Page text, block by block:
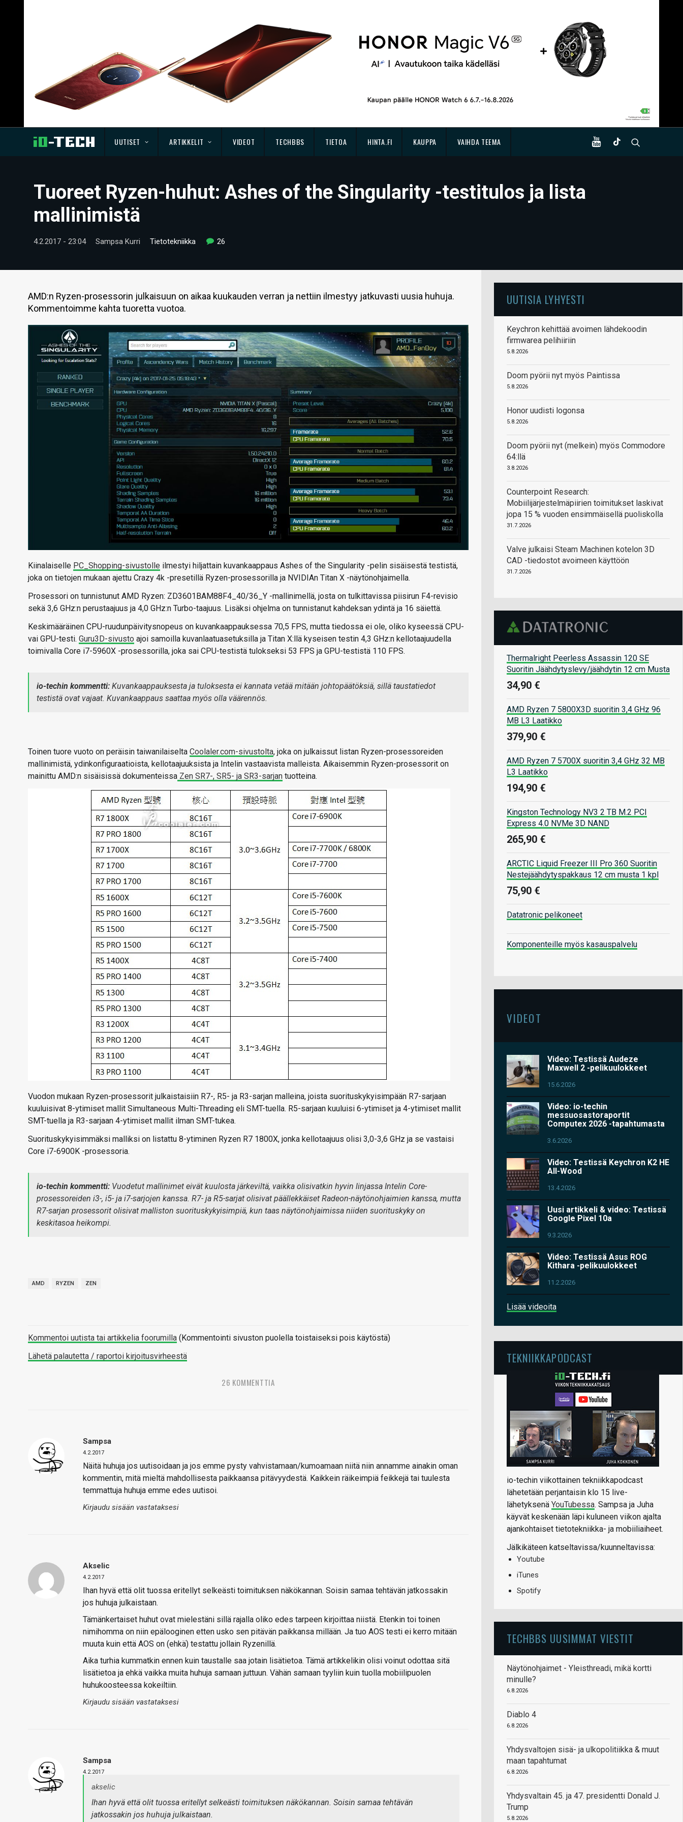
UUTISET ARTIKKELIT VIDEOT TECHBBS TIETOA HINTA.FI KAUPPA VAIHDA TEEMA
Tuoreet Ryzen-huhut: Ashes of the Singularity -testitulos ja lista
mallinimistä
4.2.2017 - 23:04 Sampsa Kurri Tietotekniikka 26
AMD:n Ryzen-prosessorin julkaisuun on aikaa kuukauden verran ja nettiin ilmestyy jatkuvasti uusia huhuja.
Kommentoimme kahta tuoretta vuotoa.
Kiinalaiselle PC_Shopping-sivustolle ilmestyi hiljattain kuvankaappaus Ashes of the Singularity -pelin sisäisestä testistä,
joka on tietojen mukaan ajettu Crazy 4k -presetillä Ryzen-prosessorilla ja NVIDIAn Titan X -näytönohjaimella.
Prosessori on tunnistunut AMD Ryzen: ZD3601BAM88F4_40/36_Y -mallinimellä, josta on tulkittavissa piisirun F4-revisio
sekä 3,6 GHz:n perustaajuus ja 4,0 GHz:n Turbo-taajuus. Lisäksi ohjelma on tunnistanut kahdeksan ydintä ja 16 säiettä.
Keskimääräinen CPU-ruudunpäivitysnopeus on kuvankaappauksessa 70,5 FPS, mutta tiedossa ei ole, oliko kyseessä CPU-
vai GPU-testi. Guru3D-sivusto ajoi samoilla kuvanlaatuasetuksilla ja Titan X:llä kyseisen testin 4,3 GHz:n kellotaajuudella
toimivalla Core i7-5960X -prosessorilla, joka sai CPU-testistä tulokseksi 53 FPS ja GPU-testistä 110 FPS.
io-techin kommentti: Kuvankaappauksesta ja tuloksesta ei kannata vetää mitään johtopäätöksiä, sillä taustatiedot
testistä ovat vajaat. Kuvankaappaus saattaa myös olla väärennös.
Toinen tuore vuoto on peräisin taiwanilaiselta Coolaler.com-sivustolta, joka on julkaissut listan Ryzen-prosessoreiden
mallinimistä, ydinkonfiguraatioista, kellotaajuuksista ja Intelin vastaavista malleista. Aikaisemmin Ryzen-prosessorit on
mainittu AMD:n sisäisissä dokumenteissa Zen SR7-, SR5- ja SR3-sarjan tuotteina.
Vuodon mukaan Ryzen-prosessorit julkaistaisiin R7-, R5- ja R3-sarjan malleina, joista suorituskykyisimpään R7-sarjaan
kuuluisivat 8-ytimiset mallit Simultaneous Multi-Threading eli SMT-tuella. R5-sarjaan kuuluisi 6-ytimiset ja 4-ytimiset mallit
SMT-tuella ja R3-sarjaan 4-ytimiset mallit ilman SMT-tukea.
Suorituskykyisimmäksi malliksi on listattu 8-ytiminen Ryzen R7 1800X, jonka kellotaajuus olisi 3,0-3,6 GHz ja se vastaisi
Core i7-6900K -prosessoria.
io-techin kommentti: Vuodetut mallinimet eivät kuulosta järkeviltä, vaikka olisivatkin hyvin linjassa Intelin Core-
prosessoreiden i3-, i5- ja i7-sarjojen kanssa. R7- ja R5-sarjat olisivat päällekkäiset Radeon-näytönohjaimien kanssa, mutta
R7-sarjan prosessorit olisivat malliston suorituskykyisimpiä, kun taas näytönohjaimissa niiden suorituskyky on
keskitasoa heikompi.
AMD RYZEN ZEN
Kommentoi uutista tai artikkelia foorumilla (Kommentointi sivuston puolella toistaiseksi pois käytöstä)
Lähetä palautetta / raportoi kirjoitusvirheestä
26 KOMMENTTIA
Sampsa
4.2.2017
Näitä huhuja jos uutisoidaan ja jos emme pysty vahvistamaan/kumoamaan niitä niin annamme ainakin oman
kommentin, mitä mieltä mahdollisesta paikkaansa pitävyydestä. Kaikkein räikeimpiä feikkejä tai tuulesta
temmattuja huhuja emme edes uutisoi.
Kirjaudu sisään vastataksesi
Akselic
4.2.2017
Ihan hyvä että olit tuossa eritellyt selkeästi toimituksen näkökannan. Soisin samaa tehtävän jatkossakin
jos huhuja julkaistaan.
Tämänkertaiset huhut ovat mielestäni sillä rajalla oliko edes tarpeen kirjoittaa niistä. Etenkin toi toinen
nimihomma on niin epälooginen etten usko sen pitävän paikkansa millään. Ja tuo AOS testi ei kerro mitään
muuta kuin että AOS on (ehkä) testattu jollain Ryzenillä.
Aika turhia kummatkin ennen kuin taustalle saa jotain lisätietoa. Tämä artikkelikin olisi voinut odottaa sitä
lisätietoa ja ehkä vaikka muita huhuja samaan juttuun. Vähän samaan tyyliin kuin tuolla mobiilipuolen
huhukoosteessa kokeiltiin.
Kirjaudu sisään vastataksesi
Sampsa
4.2.2017
akselic
Ihan hyvä että olit tuossa eritellyt selkeästi toimituksen näkökannan. Soisin samaa tehtävän
jatkossakin jos huhuja julkaistaan.
UUTISIA LYHYESTI
Keychron kehittää avoimen lähdekoodin
firmwarea pelihiiriin
5.8.2026
Doom pyörii nyt myös Paintissa
5.8.2026
Honor uudisti logonsa
5.8.2026
Doom pyörii nyt (melkein) myös Commodore
64:llä
3.8.2026
Counterpoint Research:
Mobiilijärjestelmäpiirien toimitukset laskivat
jopa 15 % vuoden ensimmäisellä puoliskolla
31.7.2026
Valve julkaisi Steam Machinen kotelon 3D
CAD -tiedostot avoimeen käyttöön
31.7.2026
Thermalright Peerless Assassin 120 SE
Suoritin Jäähdytyslevy/jäähdytin 12 cm Musta
34,90 €
AMD Ryzen 7 5800X3D suoritin 3,4 GHz 96
MB L3 Laatikko
379,90 €
AMD Ryzen 7 5700X suoritin 3,4 GHz 32 MB
L3 Laatikko
194,90 €
Kingston Technology NV3 2 TB M.2 PCI
Express 4.0 NVMe 3D NAND
265,90 €
ARCTIC Liquid Freezer III Pro 360 Suoritin
Nestejäähdytyspakkaus 12 cm musta 1 kpl
75,90 €
Datatronic pelikoneet
Komponenteille myös kasauspalvelu
VIDEOT
Video: Testissä Audeze
Maxwell 2 -pelikuulokkeet
15.6.2026
Video: io-techin
messuosastoraportit
Computex 2026 -tapahtumasta
3.6.2026
Video: Testissä Keychron K2 HE
All-Wood
13.4.2026
Uusi artikkeli & video: Testissä
Google Pixel 10a
9.3.2026
Video: Testissä Asus ROG
Kithara -pelikuulokkeet
11.2.2026
Lisää videoita
TEKNIIKKAPODCAST
io-techin viikottainen tekniikkapodcast
lähetetään perjantaisin klo 15 live-
lähetyksenä YouTubessa. Sampsa ja Juha
käyvät keskenään läpi kuluneen viikon ajalta
ajankohtaiset tietotekniikka- ja mobiiliaiheet.
Jälkikäteen katseltavissa/kuunneltavissa:
Youtube
iTunes
Spotify
TECHBBS UUSIMMAT VIESTIT
Näytönohjaimet - Yleisthreadi, mikä kortti
minulle?
6.8.2026
Diablo 4
6.8.2026
Yhdysvaltojen sisä- ja ulkopolitiikka & muut
maan tapahtumat
6.8.2026
Yhdysvaltain 45. ja 47. presidentti Donald J.
Trump
5.8.2026